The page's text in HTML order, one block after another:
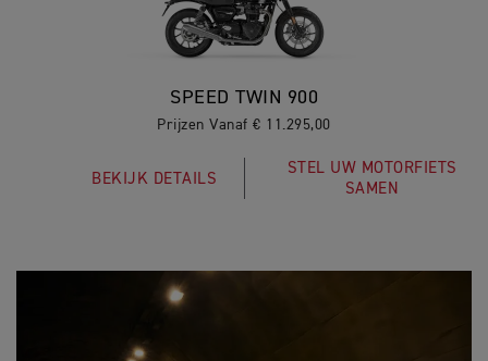
SPEED TWIN 900
Prijzen Vanaf € 11.295,00
BEKIJK DETAILS
STEL UW MOTORFIETS
SAMEN